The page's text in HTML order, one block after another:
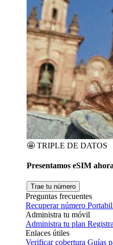
🤩 TRIPLE DE DATOS
Presentamos eSIM
Trae tu número
Preguntas frecuentes
Recuperar número
Administra tu móvil
Administra tu plan
Enlaces útiles
Verificar cobertura Guías